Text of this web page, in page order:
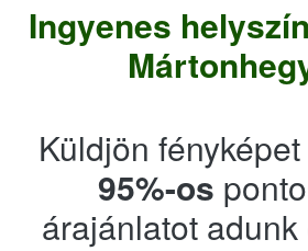
Ingyenes
Küldjön
95%-os
árajánlatot